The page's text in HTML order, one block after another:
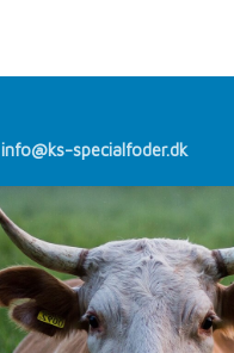
info@ks-specialfoder.dk